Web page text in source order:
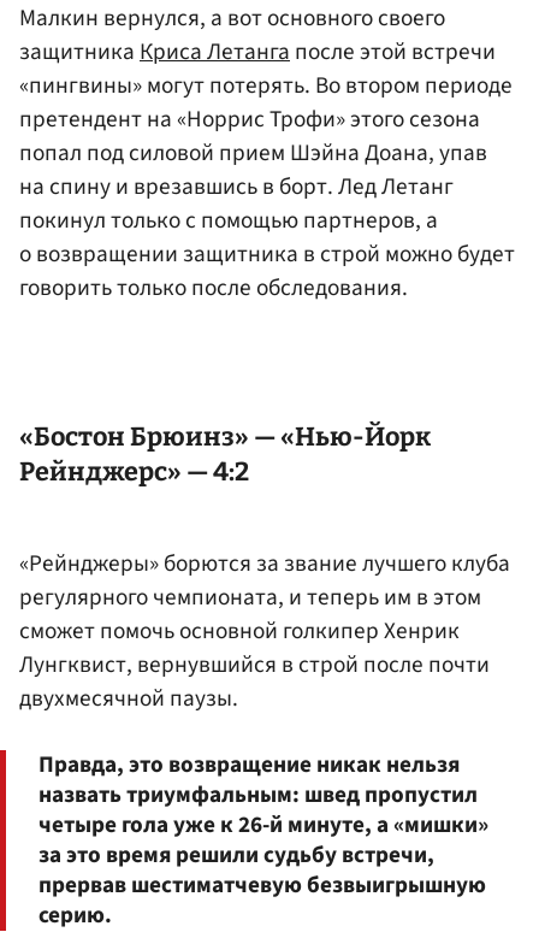
Малкин вернулся, а вот основного своего
защитникаКриса Летангапосле этой встречи
«пингвины» могут потерять. Во втором периоде
претендент на «Норрис Трофи» этого сезона
попал под силовой прием Шэйна Доана, упав
на спину и врезавшись в борт. Лед Летанг
покинул только с помощью партнеров, а
о возвращении защитника в строй можно будет
говорить только после обследования.
«Бостон Брюинз» — «Нью-Йорк
Рейнджерс» — 4:2
«Рейнджеры» борются за звание лучшего клуба
регулярного чемпионата, и теперь им в этом
сможет помочь основной голкипер Хенрик
Лунгквист, вернувшийся в строй после почти
двухмесячной паузы.
Правда, это возвращение никак нельзя
назвать триумфальным: швед пропустил
четыре гола уже к 26-й минуте, а «мишки»
за это время решили судьбу встречи,
прервав шестиматчевую безвыигрышную
серию.